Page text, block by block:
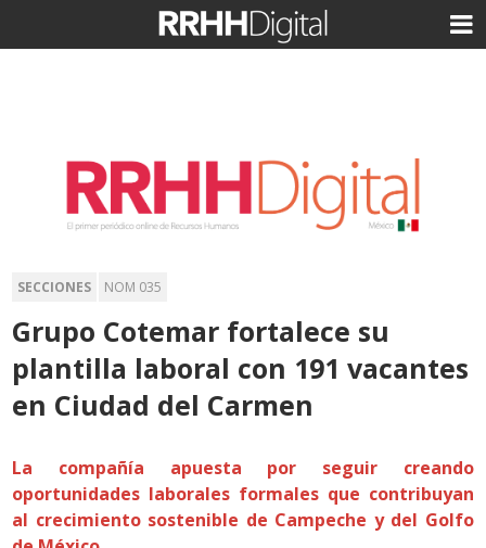
SECCIONES NOM 035
Grupo Cotemar fortalece su
plantilla laboral con 191 vacantes
en Ciudad del Carmen
La compañía apuesta por seguir creando
oportunidades laborales formales que contribuyan
al crecimiento sostenible de Campeche y del Golfo